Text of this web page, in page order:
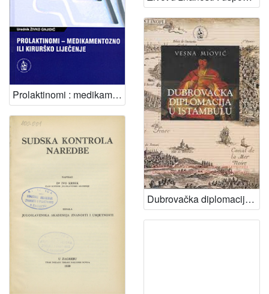
Dubrovačka diplomacija u Istambulu / Vesna Miović
Prolaktinomi : medikamentozno ili kirurško liječenje : zbornik radova sa znanstvenog simpozija održanog u Hrvatskoj akademiji znanosti i umjetnosti u Zagrebu 6. listopada 2009. godine ; [urednik Živko Gnjidić]